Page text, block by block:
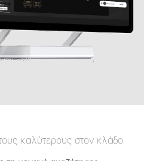
καλύτερους στον κλάδο